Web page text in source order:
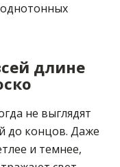
длине
не выглядят
до концов. Даже
и темнее,